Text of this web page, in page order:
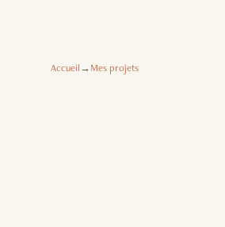
Accueil→Mes projets